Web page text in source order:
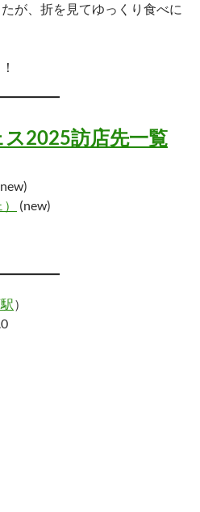
が、折を見てゆっくり食べに
2025訪店先一覧
(new)
）